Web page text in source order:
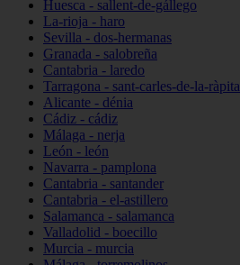
Huesca - sallent-de-gállego
La-rioja - haro
Sevilla - dos-hermanas
Granada - salobreña
Cantabria - laredo
Tarragona - sant-carles-de-la-ràpita
Alicante - dénia
Cádiz - cádiz
Málaga - nerja
León - león
Navarra - pamplona
Cantabria - santander
Cantabria - el-astillero
Salamanca - salamanca
Valladolid - boecillo
Murcia - murcia